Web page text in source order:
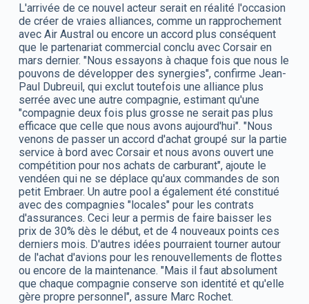
L'arrivée de ce nouvel acteur serait en réalité l'occasion
de créer de vraies alliances, comme un rapprochement
avec Air Austral ou encore un accord plus conséquent
que le partenariat commercial conclu avec Corsair en
mars dernier. "Nous essayons à chaque fois que nous le
pouvons de développer des synergies", confirme Jean-
Paul Dubreuil, qui exclut toutefois une alliance plus
serrée avec une autre compagnie, estimant qu'une
"compagnie deux fois plus grosse ne serait pas plus
efficace que celle que nous avons aujourd'hui". "Nous
venons de passer un accord d'achat groupé sur la partie
service à bord avec Corsair et nous avons ouvert une
compétition pour nos achats de carburant", ajoute le
vendéen qui ne se déplace qu'aux commandes de son
petit Embraer. Un autre pool a également été constitué
avec des compagnies "locales" pour les contrats
d'assurances. Ceci leur a permis de faire baisser les
prix de 30% dès le début, et de 4 nouveaux points ces
derniers mois. D'autres idées pourraient tourner autour
de l'achat d'avions pour les renouvellements de flottes
ou encore de la maintenance. "Mais il faut absolument
que chaque compagnie conserve son identité et qu'elle
gère propre personnel", assure Marc Rochet.